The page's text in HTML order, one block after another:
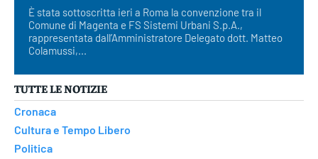
È stata sottoscritta ieri a Roma la convenzione tra il
Comune di Magenta e FS Sistemi Urbani S.p.A.,
rappresentata dall’Amministratore Delegato dott. Matteo
Colamussi,...
TUTTE LE NOTIZIE
Cronaca
Cultura e Tempo Libero
Politica